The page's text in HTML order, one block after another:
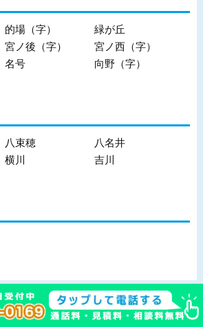
的場（字）
緑が丘
宮ノ後（字）
宮ノ西（字）
名号
向野（字）
八束穂
八名井
横川
吉川